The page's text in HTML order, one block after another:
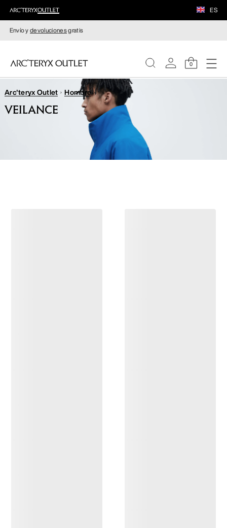
ES
Envío ydevolucionesgratis
0
MUJERE
Arc'teryx Outlet Hombre
VEILANCE